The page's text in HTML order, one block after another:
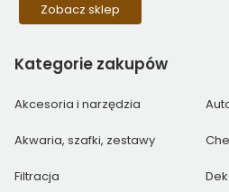
Zobacz sklep
Kategorie zakupów
Akcesoria i narzędzia
Akwaria, szafki, zestawy
Filtracja